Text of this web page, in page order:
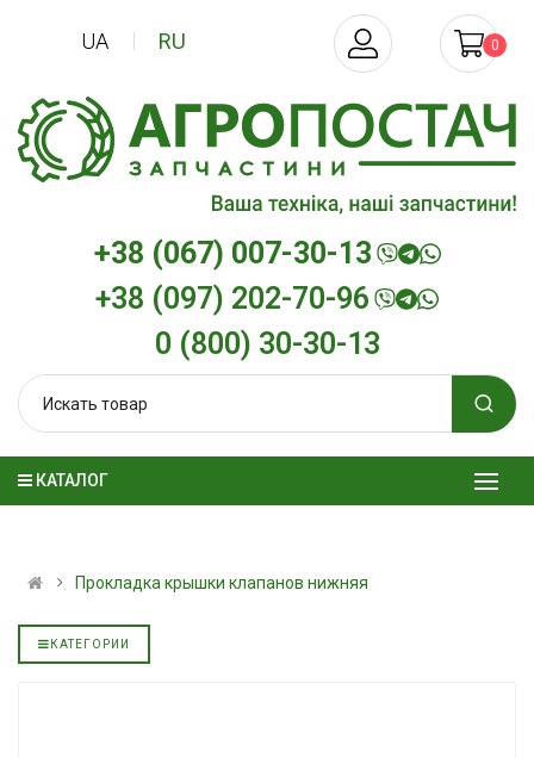
+38 (067) 007-30-13
+38 (097) 202-70-96
0 (800) 30-30-13
UA RU 0
КАТАЛОГ
Прокладка крышки клапанов нижняя
КАТЕГОРИИ